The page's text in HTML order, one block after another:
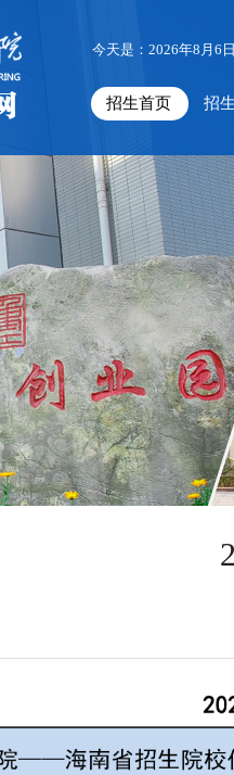
今天是：2026年8月6
招生首页 招